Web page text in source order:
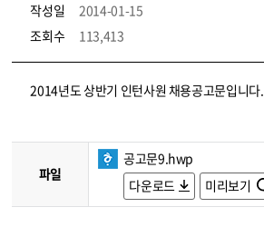
작성일
2014-01-15
조회수
113,413
코레일소개_경영공시_채용공고 상세보기 – 내용, 파일, 담당자 연락처로 구성
2014년도 상반기 인턴사원 채용공고문입니다.
파일
공고문9.hwp
다운로드
미리보기